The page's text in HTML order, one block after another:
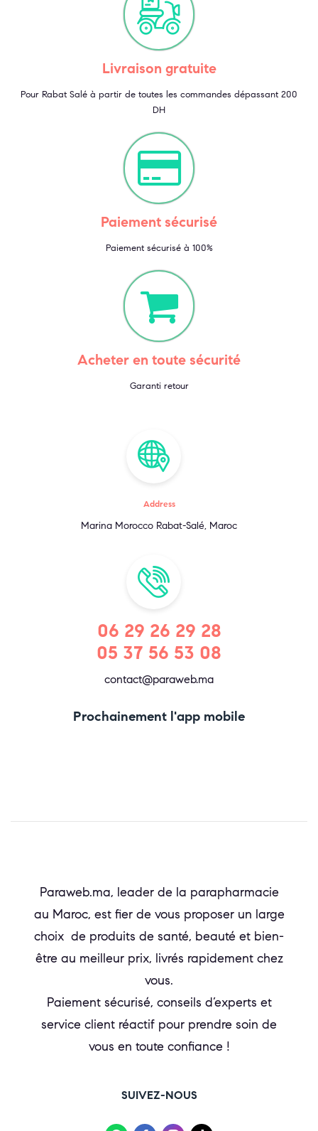
Livraison gratuite
Pour Rabat Salé à partir de toutes les commandes dépassant 200
DH
Paiement sécurisé
Paiement sécurisé à 100%
Acheter en toute sécurité
Garanti retour
Address
Marina Morocco Rabat-Salé, Maroc
06 29 26 29 28
05 37 56 53 08
contact@paraweb.ma
Prochainement l'app mobile
Paraweb.ma, leader de la parapharmacie
au Maroc, est fier de vous proposer un large
choix de produits de santé, beauté et bien-
être au meilleur prix, livrés rapidement chez
vous.
Paiement sécurisé, conseils d’experts et
service client réactif pour prendre soin de
vous en toute confiance !
SUIVEZ-NOUS